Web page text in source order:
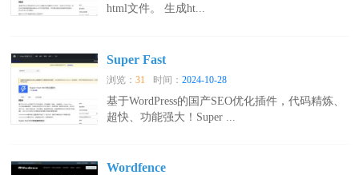
html文件。 生成ht...
Super Fast
浏览：31 时间：2024-10-28
基于WordPress的国产SEO优化插件，代码精炼、
超快、功能强大！Super ...
Wordfence